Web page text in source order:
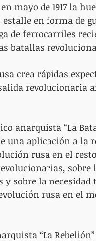
mayo de 1917 la
en forma de
de ferrocarriles
batallas
crea rápidas
revolucionaria
anarquista “La
una aplicación a la
rusa en el
sobre
sobre la necesidad
rusa en el
“La